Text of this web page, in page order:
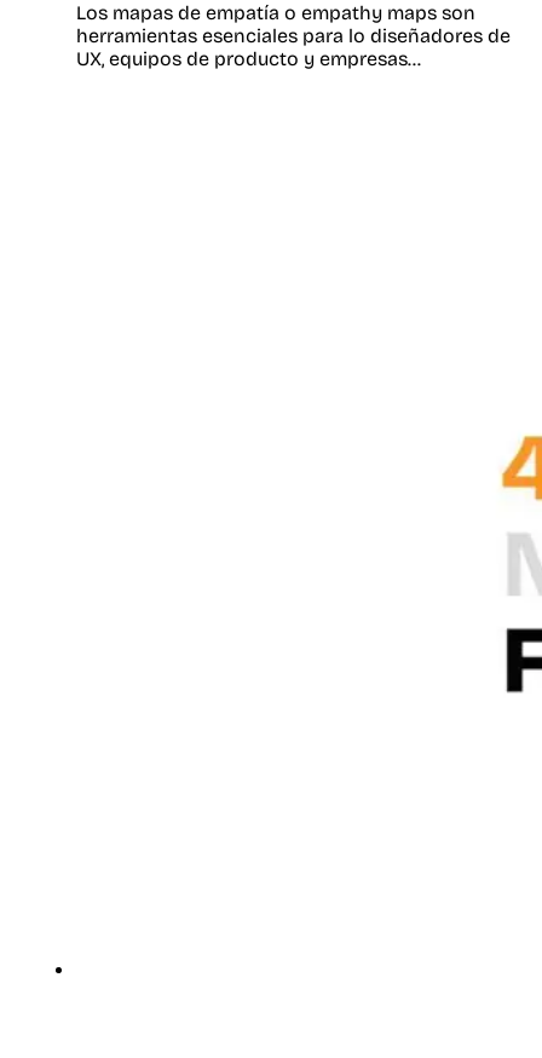
Los mapas de empatía o empathy maps son
herramientas esenciales para lo diseñadores de
UX, equipos de producto y empresas…